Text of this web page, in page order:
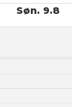
Søn. 9.8